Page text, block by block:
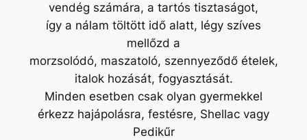
vendég számára, a tartós tisztaságot,
így a nálam töltött idő alatt, légy szíves
mellőzd a
morzsolódó, maszatoló, szennyeződő ételek,
italok hozását, fogyasztását.
Minden esetben csak olyan gyermekkel
érkezz hajápolásra, festésre, Shellac vagy
Pedikűr